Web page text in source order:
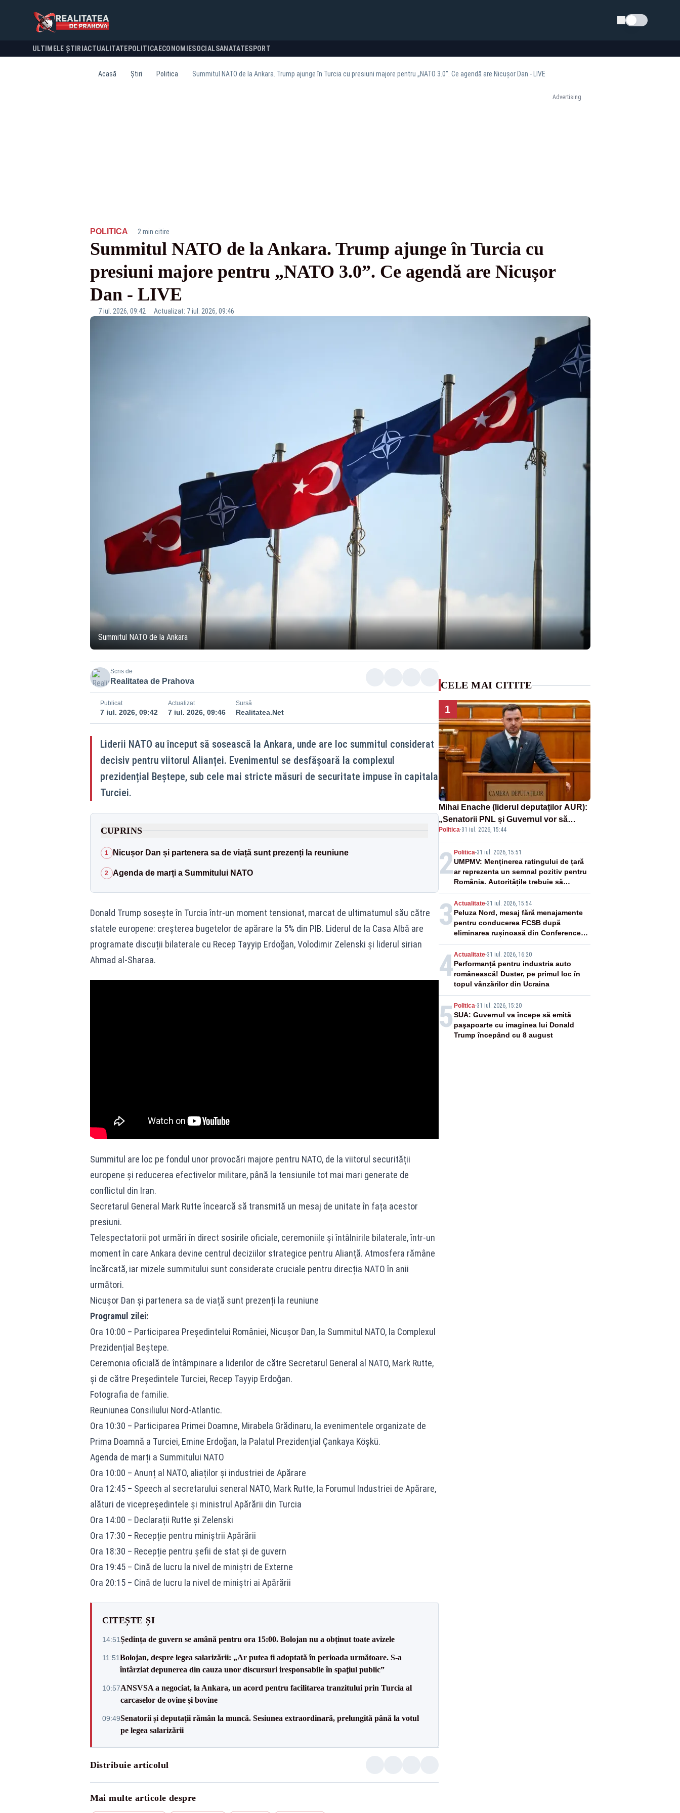
Schimba tema
ULTIMELE ȘTIRI ACTUALITATE POLITICA ECONOMIESOCIALSANATATESPORT
Acasă Știri Politica Summitul NATO de la Ankara. Trump ajunge în Turcia cu presiuni majore pentru „NATO 3.0”. Ce agendă are Nicușor Dan - LIVE
Advertising
POLITICA· 2 min citire
Summitul NATO de la Ankara. Trump ajunge în Turcia cu
presiuni majore pentru „NATO 3.0”. Ce agendă are Nicușor
Dan - LIVE
7 iul. 2026, 09:42 Actualizat: 7 iul. 2026, 09:46
Summitul NATO de la Ankara
Scris de
Realitatea de Prahova
Publicat
7 iul. 2026, 09:42
Actualizat
7 iul. 2026, 09:46
Sursă
Realitatea.Net
Liderii NATO au început să sosească la Ankara, unde are loc summitul considerat
decisiv pentru viitorul Alianței. Evenimentul se desfășoară la complexul
prezidențial Beştepe, sub cele mai stricte măsuri de securitate impuse în capitala
Turciei.
CUPRINS
1 Nicușor Dan și partenera sa de viață sunt prezenți la reuniune
2 Agenda de marți a Summitului NATO
Donald Trump sosește în Turcia într-un moment tensionat, marcat de ultimatumul său către
statele europene: creșterea bugetelor de apărare la 5% din PIB. Liderul de la Casa Albă are
programate discuții bilaterale cu Recep Tayyip Erdoğan, Volodimir Zelenski și liderul sirian
Ahmad al‑Sharaa.
Summitul are loc pe fondul unor provocări majore pentru NATO, de la viitorul securității
europene și reducerea efectivelor militare, până la tensiunile tot mai mari generate de
conflictul din Iran.
Secretarul General Mark Rutte încearcă să transmită un mesaj de unitate în fața acestor
presiuni.
Telespectatorii pot urmări în direct sosirile oficiale, ceremoniile și întâlnirile bilaterale, într-un
moment în care Ankara devine centrul deciziilor strategice pentru Alianță. Atmosfera rămâne
încărcată, iar mizele summitului sunt considerate cruciale pentru direcția NATO în anii
următori.
Nicușor Dan și partenera sa de viață sunt prezenți la reuniune
Programul zilei:
Ora 10:00 – Participarea Președintelui României, Nicușor Dan, la Summitul NATO, la Complexul
Prezidențial Beștepe.
Ceremonia oficială de întâmpinare a liderilor de către Secretarul General al NATO, Mark Rutte,
și de către Președintele Turciei, Recep Tayyip Erdoğan.
Fotografia de familie.
Reuniunea Consiliului Nord-Atlantic.
Ora 10:30 – Participarea Primei Doamne, Mirabela Grădinaru, la evenimentele organizate de
Prima Doamnă a Turciei, Emine Erdoğan, la Palatul Prezidențial Çankaya Köşkü.
Agenda de marți a Summitului NATO
Ora 10:00 – Anunț al NATO, aliaților și industriei de Apărare
Ora 12:45 – Speech al secretarului seneral NATO, Mark Rutte, la Forumul Industriei de Apărare,
alături de vicepreședintele și ministrul Apărării din Turcia
Ora 14:00 – Declarații Rutte și Zelenski
Ora 17:30 – Recepție pentru miniștrii Apărării
Ora 18:30 – Recepție pentru șefii de stat și de guvern
Ora 19:45 – Cină de lucru la nivel de miniștri de Externe
Ora 20:15 – Cină de lucru la nivel de miniștri ai Apărării
CITEȘTE ȘI
14:51Ședința de guvern se amână pentru ora 15:00. Bolojan nu a obținut toate avizele
11:51Bolojan, despre legea salarizării: „Ar putea fi adoptată în perioada următoare. S-a
întârziat depunerea din cauza unor discursuri iresponsabile în spaţiul public”
10:57ANSVSA a negociat, la Ankara, un acord pentru facilitarea tranzitului prin Turcia al
carcaselor de ovine și bovine
09:49Senatorii și deputații rămân la muncă. Sesiunea extraordinară, prelungită până la votul
pe legea salarizării
Distribuie articolul
Mai multe articole despre
CELE MAI CITITE
1
Mihai Enache (liderul deputaților AUR):
„Senatorii PNL și Guvernul vor să
scoată la vânzare bunuri publice pentru
a stinge datoriile pentru vaccinurile
Pfizer!”
Politica·31 iul. 2026, 15:44
2 Politica-31 iul. 2026, 15:51
UMPMV: Menținerea ratingului de țară
ar reprezenta un semnal pozitiv pentru
România. Autoritățile trebuie să
continue consolidarea stabilității
economice și financiare
3 Actualitate-31 iul. 2026, 15:54
Peluza Nord, mesaj fără menajamente
pentru conducerea FCSB după
eliminarea rușinoasă din Conference
League
4Actualitate-31 iul. 2026, 16:20
Performanță pentru industria auto
românească! Duster, pe primul loc în
topul vânzărilor din Ucraina
5 Politica-31 iul. 2026, 15:20
SUA: Guvernul va începe să emită
paşapoarte cu imaginea lui Donald
Trump începând cu 8 august